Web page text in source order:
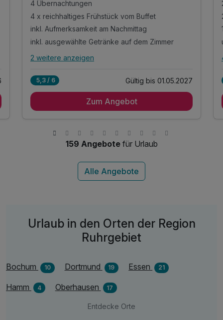
4 Übernachtungen
4 x reichhaltiges Frühstück vom Buffet
inkl. Aufmerksamkeit am Nachmittag
inkl. ausgewählte Getränke auf dem Zimmer
Alle Inklusivleistungen
4 x reichhaltiges Frühstück vom Buffet
inkl. WLAN im gesamten Hotel
2 weitere anzeigen
5,3 / 6 Gültig bis 01.05.2027
Zum Angebot
159 Angebotefür Urlaub
Urlaub in den Orten der Region
Ruhrgebiet
Bochum 10 Dortmund 19 Essen 21
Hamm 4 Oberhausen 17
Entdecke Orte